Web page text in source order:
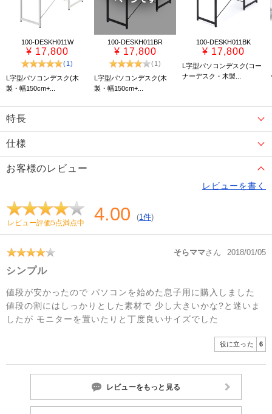
100-DESKH011W
¥ 17,800
(1)
L字型パソコンデスク(木
製・幅150cm+...
100-DESKH011BR
¥ 17,800
(1)
L字型パソコンデスク(木
製・幅150cm+...
100-DESKH011BK
¥ 17,800
L字型パソコンデスク(コー
ナーデスク・木製...
特長
仕様
お客様のレビュー
レビューを書く
レビュー評価5点満点中 4.00 (1件)
そらママさん 2018/01/05
シンプル
値段が安かったので パソコンを始めた息子用に購入しました
値段の割にはしっかりとした素材で 少し大きいかな?と迷いま
したが モニターを置いたりと丁度良いサイズでした
役に立った 6
レビューをもっと見る